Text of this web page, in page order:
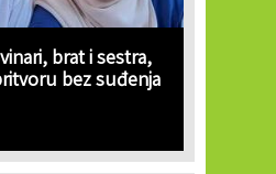
brat i sestra,
bez suđenja